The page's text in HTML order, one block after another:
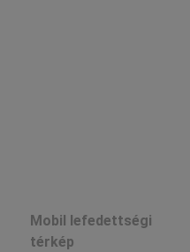
Mobil lefedettségi
térkép